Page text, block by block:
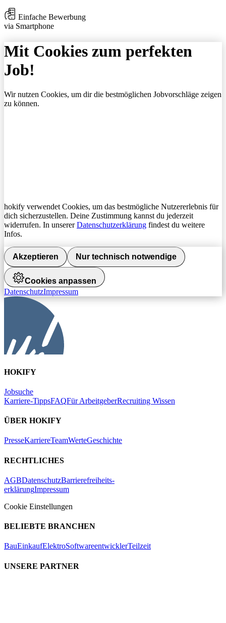
Einfache Bewerbung
via Smartphone
Mit Cookies zum perfekten
Job!
Wir nutzen Cookies, um dir die bestmöglichen Jobvorschläge zeigen
zu können.
hokify verwendet Cookies, um das bestmögliche Nutzererlebnis für
dich sicherzustellen. Deine Zustimmung kannst du jederzeit
widerrufen. In unsererDatenschutzerklärung findest du weitere
Infos.
Akzeptieren Nur technisch notwendige
Cookies anpassen
DatenschutzImpressum
HOKIFY
Jobsuche
Karriere-TippsFAQFür ArbeitgeberRecruiting Wissen
ÜBER HOKIFY
PresseKarriereTeamWerteGeschichte
RECHTLICHES
AGBDatenschutzBarrierefreiheits-
erklärungImpressum
Cookie Einstellungen
BELIEBTE BRANCHEN
BauEinkaufElektroSoftwareentwicklerTeilzeit
UNSERE PARTNER